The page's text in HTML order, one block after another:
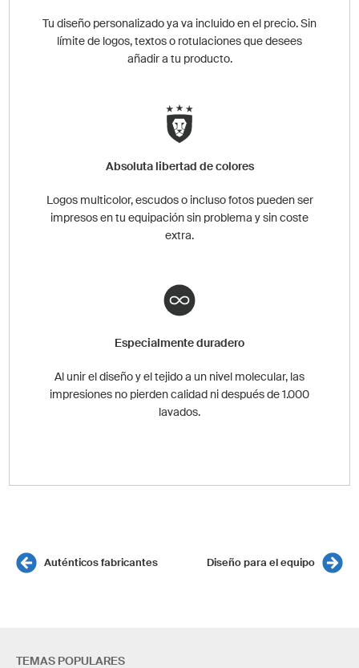
Tu diseño personalizado ya va incluido en el precio. Sin
límite de logos, textos o rotulaciones que desees
añadir a tu producto.
Absoluta libertad de colores
Logos multicolor, escudos o incluso fotos pueden ser
impresos en tu equipación sin problema y sin coste
extra.
Especialmente duradero
Al unir el diseño y el tejido a un nivel molecular, las
impresiones no pierden calidad ni después de 1.000
lavados.
Auténticos fabricantes Diseño para el equipo
TEMAS POPULARES